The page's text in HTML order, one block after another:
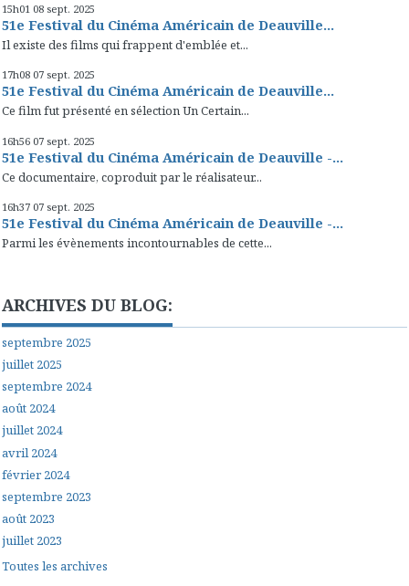
15h01 08 sept. 2025
51e Festival du Cinéma Américain de Deauville...
Il existe des films qui frappent d'emblée et...
17h08 07 sept. 2025
51e Festival du Cinéma Américain de Deauville...
Ce film fut présenté en sélection Un Certain...
16h56 07 sept. 2025
51e Festival du Cinéma Américain de Deauville -...
Ce documentaire, coproduit par le réalisateur...
16h37 07 sept. 2025
51e Festival du Cinéma Américain de Deauville -...
Parmi les évènements incontournables de cette...
ARCHIVES DU BLOG:
septembre 2025
juillet 2025
septembre 2024
août 2024
juillet 2024
avril 2024
février 2024
septembre 2023
août 2023
juillet 2023
Toutes les archives